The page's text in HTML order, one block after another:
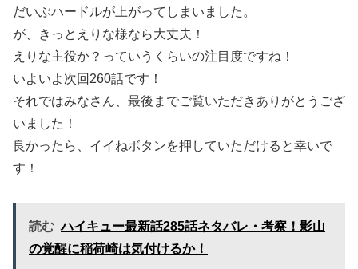
だいぶハードルが上がってしまいました。
が、きっとえりな様なら大丈夫！
えりな主役か？っていうくらいの注目度ですね！
いよいよ次回260話です！
それではみなさん、最後までご覧いただきありがとうござ
いました！
良かったら、イイねボタンを押していただけると幸いで
す！
読む ハイキュー最新話285話ネタバレ・考察！影山
の覚醒に稲荷崎は気付けるか！